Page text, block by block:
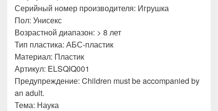
Серийный номер производителя: Игрушка
Пол: Унисекс
Возрастной диапазон: > 8 лет
Тип пластика: АБС-пластик
Материал: Пластик
Артикул: ELSQIQ001
Предупреждение: Children must be accompanied by
an adult.
Тема: Наука